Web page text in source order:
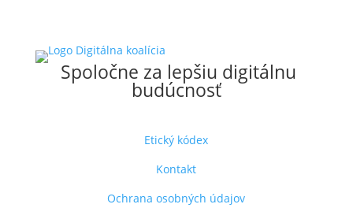
Spoločne za lepšiu digitálnu
budúcnosť
Etický kódex
Kontakt
Ochrana osobných údajov